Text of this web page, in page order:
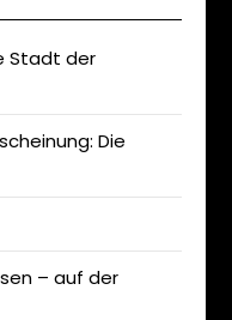
Stadt der
Die
– auf der